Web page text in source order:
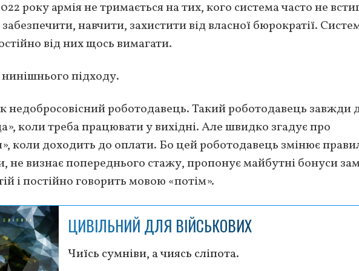
року армія не тримається на тих, кого система часто не
навчити, захистити від власної бюрократії.
від них щось вимагати.
підходу.
недобросовісний роботодавець. Такий роботодавець завжди
коли треба працювати у вихідні. Але швидко згадує про
коли доходить до оплати. Бо цей роботодавець змінює
не визнає попереднього стажу, пропонує майбутні бонуси
і постійно говорить мовою «потім».
ЦИВІЛЬНИЙ ДЛЯ ВІЙСЬКОВИХ
Чиїсь сумніви, а чиясь сліпота.